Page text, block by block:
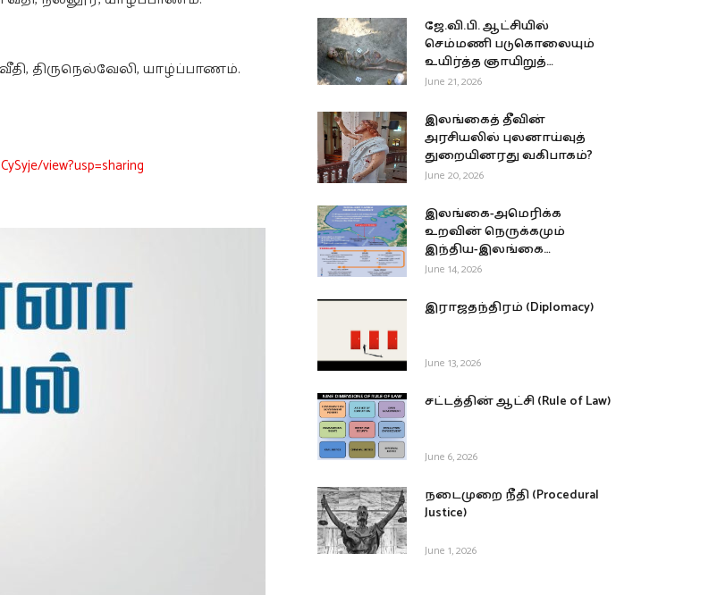
திருநெல்வேலி, யாழ்ப்பாணம்.
view?usp=sharing
ஜே.வி.பி. ஆட்சியில்
செம்மணி படுகொலையும்
உயிர்த்த ஞாயிறுத்
தாக்குதலும் இரு வேறுபட்ட
June 21, 2026
இலங்கைத் தீவின்
அரசியலில் புலனாய்வுத்
துறையினரது வகிபாகம்?
June 20, 2026
இலங்கை-அமெரிக்க
உறவின் நெருக்கமும்
இந்திய-இலங்கை
தரைவழித் தடமும்?
June 14, 2026
இராஜதந்திரம் (Diplomacy)
June 13, 2026
சட்டத்தின் ஆட்சி (Rule of Law)
June 6, 2026
நடைமுறை நீதி (Procedural
Justice)
June 1, 2026